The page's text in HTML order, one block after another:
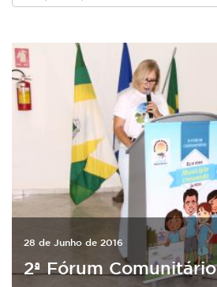
28 de Junho de 2016
2ª Fórum Comunitário